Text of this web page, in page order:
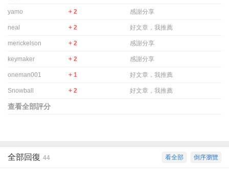
yamo + 2 感謝分享
neal + 2 好文章，我推薦
merickelson + 2 感謝分享
keymaker + 2 感謝分享
oneman001 + 1 好文章，我推薦
Snowball + 2 好文章，我推薦
查看全部評分
倒序瀏覽
看全部
全部回復 44